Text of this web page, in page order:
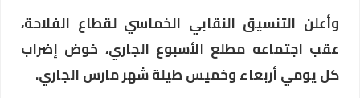
وأعلن التنسيق النقابي الخماسي لقطاع الفلاحة،
عقب اجتماعه مطلع الأسبوع الجاري، خوض إضراب
كل يومي أربعاء وخميس طيلة شهر مارس الجاري.